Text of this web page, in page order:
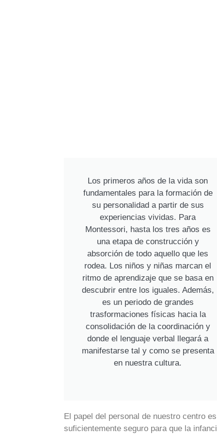
Los primeros años de la vida son
fundamentales para la formación de
su personalidad a partir de sus
experiencias vividas. Para
Montessori, hasta los tres años es
una etapa de construcción y
absorción de todo aquello que les
rodea. Los niños y niñas marcan el
ritmo de aprendizaje que se basa en
descubrir entre los iguales. Además,
es un periodo de grandes
trasformaciones físicas hacia la
consolidación de la coordinación y
donde el lenguaje verbal llegará a
manifestarse tal y como se presenta
en nuestra cultura.
El papel del personal de nuestro centro
suficientemente seguro para que la